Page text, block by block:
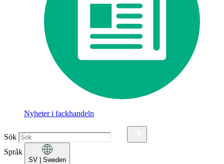
Nyheter i fackhandeln
Sök
Språk
SV | Sweden